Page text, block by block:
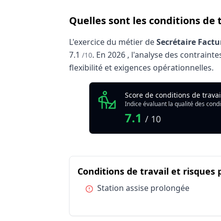
Quelles sont les conditions
L'exercice du métier deSecrétaire
7.1 /10. En 2026 , l'analyse des
flexibilité et exigences opérationnelles.
Analyse des conditions de
Indicateur
Qualité globale de l'environnement
Score de conditions de
Indice évaluant la qualité des
7.1 / 10
Résumé des conditions
Catégorie
Conditions de travail et risques
Publics spécifiques
Conditions de travail et risques
Condition :
Station assise prolongée